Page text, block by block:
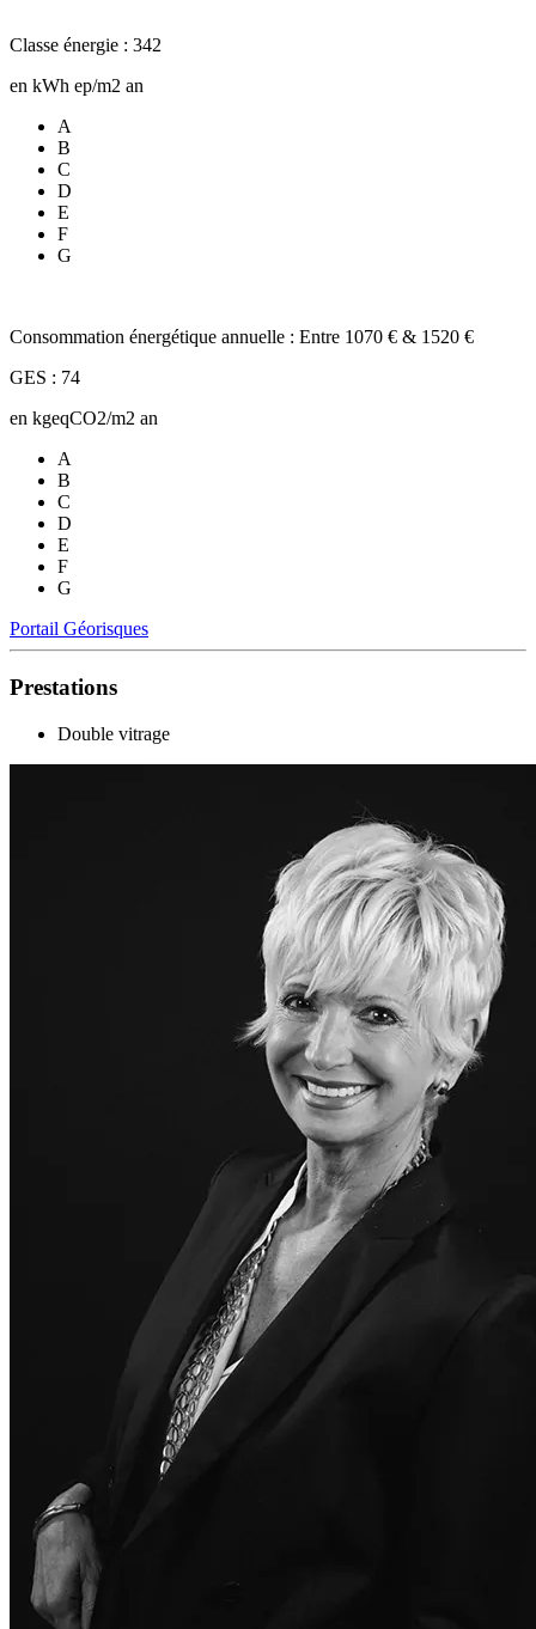
Classe énergie : 342
en kWh ep/m2 an
A
B
C
D
E
F
G
Consommation énergétique annuelle : Entre 1070 € & 1520 €
GES : 74
en kgeqCO2/m2 an
A
B
C
D
E
F
G
Portail Géorisques
Prestations
Double vitrage